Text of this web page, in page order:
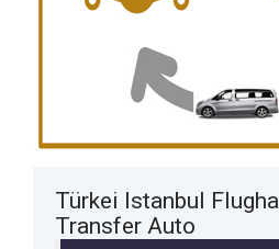
Türkei Istanbul
Transfer Auto